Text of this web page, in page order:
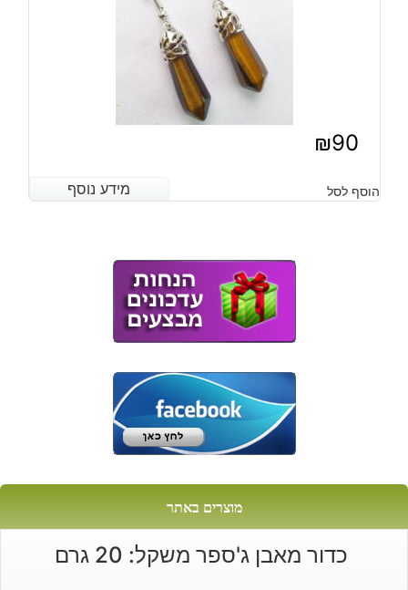
₪90
מידע נוסף הוסף לסל מידע נוסף
מוצרים באתר
כדור מאבן ג'ספר משקל: 20 גרם